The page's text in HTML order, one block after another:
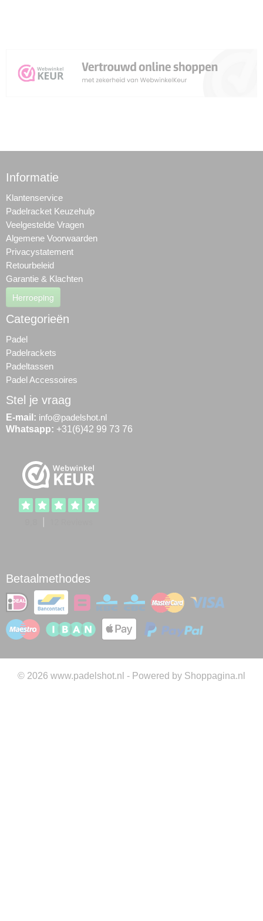
Informatie
Klantenservice
Padelracket Keuzehulp
Veelgestelde Vragen
Algemene Voorwaarden
Privacystatement
Retourbeleid
Garantie & Klachten
Herroeping
Categorieën
Padel
Padelrackets
Padeltassen
Padel Accessoires
Stel je vraag
E-mail: info@padelshot.nl
Whatsapp: +31(6)42 99 73 76
Betaalmethodes
© 2026 www.padelshot.nl - Powered by Shoppagina.nl